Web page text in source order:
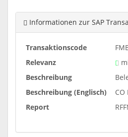
Informationen zur SAP
Transaktionscode
Relevanz
Beschreibung
Beschreibung (Englisch)
Report